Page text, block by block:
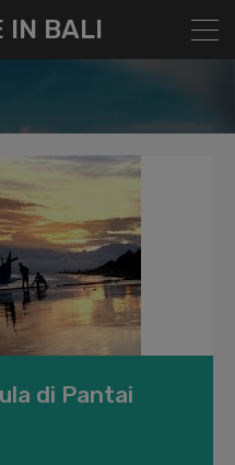
IN BALI
di Pantai